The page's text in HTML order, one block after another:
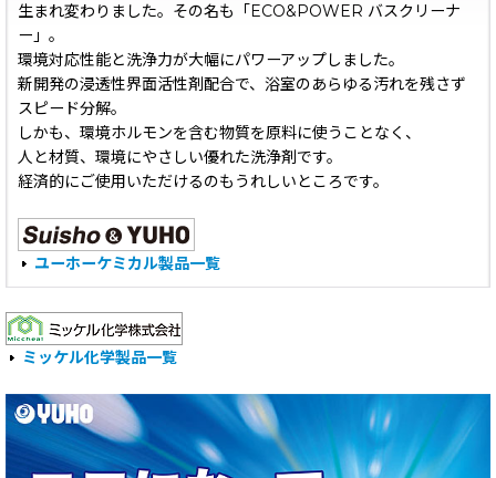
生まれ変わりました。その名も「ECO&POWER バスクリーナ
ー」。
環境対応性能と洗浄力が大幅にパワーアップしました。
新開発の浸透性界面活性剤配合で、浴室のあらゆる汚れを残さず
スピード分解。
しかも、環境ホルモンを含む物質を原料に使うことなく、
人と材質、環境にやさしい優れた洗浄剤です。
経済的にご使用いただけるのもうれしいところです。
ユーホーケミカル製品一覧
ミッケル化学製品一覧